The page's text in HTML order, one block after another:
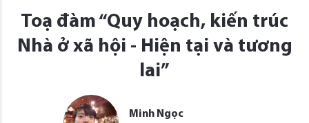
Toạ đàm “Quy hoạch, kiến trúc
Nhà ở xã hội - Hiện tại và tương
lai”
Minh Ngọc